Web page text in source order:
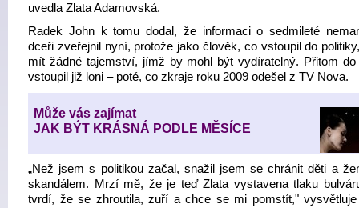
uvedla Zlata Adamovská.
Radek John k tomu dodal, že informaci o sedmileté
dceři zveřejnil nyní, protože jako člověk, co vstoupil do
mít žádné tajemství, jímž by mohl být vydíratelný. Přitom do
vstoupil již loni – poté, co zkraje roku 2009 odešel z TV Nova.
Může vás zajímat
JAK BÝT KRÁSNÁ PODLE MĚSÍCE
„Než jsem s politikou začal, snažil jsem se chránit děti a
skandálem. Mrzí mě, že je teď Zlata vystavena tlaku
tvrdí, že se zhroutila, zuří a chce se mi pomstít,"